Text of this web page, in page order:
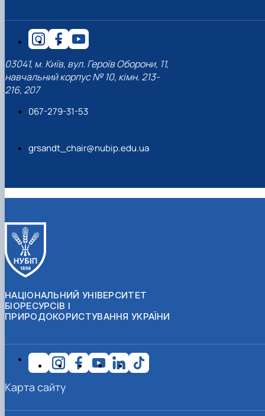
03041, м. Київ, вул. Героїв Оборони, 11,
навчальний корпус № 10, кімн. 213-
216, 207
067-279-31-53
grsandt_chair@nubip.edu.ua
НАЦІОНАЛЬНИЙ УНІВЕРСИТЕТ
БІОРЕСУРСІВ І
ПРИРОДОКОРИСТУВАННЯ УКРАЇНИ
Карта сайту